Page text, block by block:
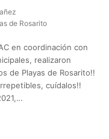
de Rosarito
en coordinación con
realizaron
de Playas de Rosarito!!
cuídalos!!